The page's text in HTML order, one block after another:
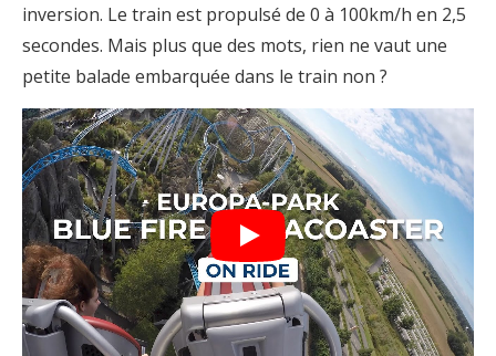
inversion. Le train est propulsé de 0 à 100km/h en 2,5
secondes. Mais plus que des mots, rien ne vaut une
petite balade embarquée dans le train non ?